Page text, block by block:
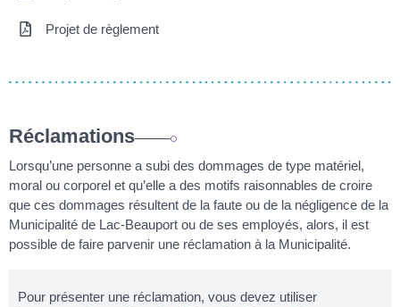
Projet de règlement
Réclamations
Lorsqu’une personne a subi des dommages de type matériel,
moral ou corporel et qu’elle a des motifs raisonnables de croire
que ces dommages résultent de la faute ou de la négligence de la
Municipalité de Lac-Beauport ou de ses employés, alors, il est
possible de faire parvenir une réclamation à la Municipalité.
Pour présenter une réclamation, vous devez utiliser